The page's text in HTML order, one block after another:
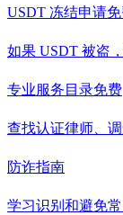
USDT 冻结申请
如果 USDT 被盗
专业服务目录免费
查找认证律师、
防诈指南
学习识别和避免